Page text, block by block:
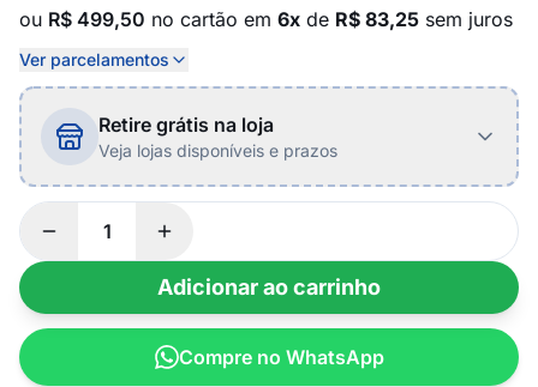
ou R$ 499,50 no cartão em 6x de R$ 83,25 sem juros
Ver parcelamentos
Retire grátis na loja
Veja lojas disponíveis e prazos
Adicionar ao carrinho
Compre no WhatsApp